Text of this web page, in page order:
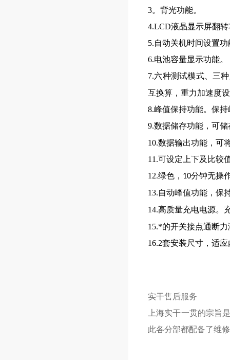
3。背光功能。
4.LCD液晶显示屏翻
5.自动关机时间设置功
6.电池容量显示功能。
7.六种测试模式、三
互换算，重力加速度
8.峰值保持功能。保
9.数据储存功能，可储
10.数据输出功能，可
11.可设定上下及比较
12.绿色， 10分钟无操
13.自动峰值功能，保
14.高质量充电电源。
15.*的开关接点通断
16.2套安装尺寸，适
实干售后服务
上海实干一贯的宗旨
此各分部都配备了维